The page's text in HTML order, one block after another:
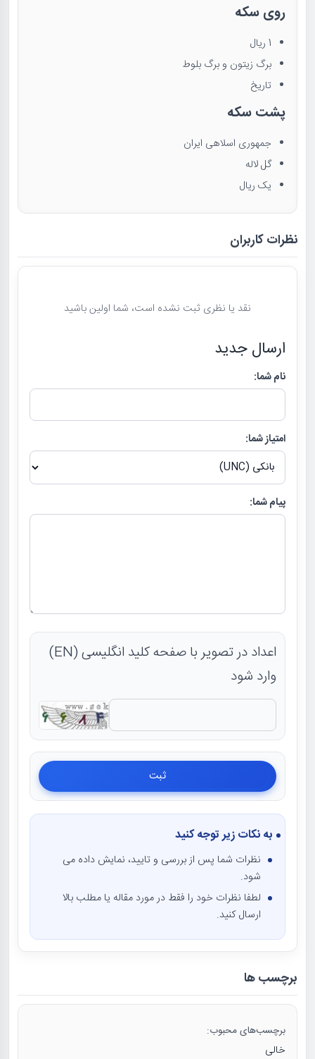
روی سکه
1 ریال
برگ زیتون و برگ بلوط
تاریخ
پشت سکه
جمهوری اسلاهی ایران
گل لاله
یک ریال
نظرات کاربران
نقد یا نظری ثبت نشده است، شما اولین باشید
ارسال جدید
نام شما:
امتیاز شما:
پیام شما:
اعداد در تصویر با صفحه کلید انگلیسی (EN)
وارد شود
به نکات زیر توجه کنید
نظرات شما پس از بررسی و تایید، نمایش داده می
شود.
لطفا نظرات خود را فقط در مورد مقاله یا مطلب بالا
ارسال کنید.
برچسب ها
برچسب‌های محبوب:
خالی